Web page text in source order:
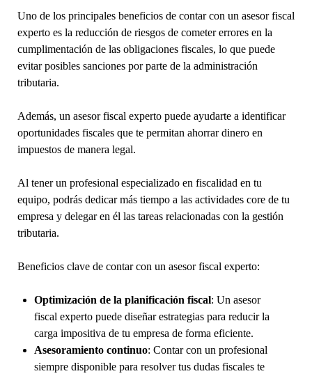
Uno de los principales beneficios de contar con un asesor fiscal
experto es la reducción de riesgos de cometer errores en la
cumplimentación de las obligaciones fiscales, lo que puede
evitar posibles sanciones por parte de la administración
tributaria.
Además, un asesor fiscal experto puede ayudarte a identificar
oportunidades fiscales que te permitan ahorrar dinero en
impuestos de manera legal.
Al tener un profesional especializado en fiscalidad en tu
equipo, podrás dedicar más tiempo a las actividades core de tu
empresa y delegar en él las tareas relacionadas con la gestión
tributaria.
Beneficios clave de contar con un asesor fiscal experto:
Optimización de la planificación fiscal: Un asesor
fiscal experto puede diseñar estrategias para reducir la
carga impositiva de tu empresa de forma eficiente.
Asesoramiento continuo: Contar con un profesional
siempre disponible para resolver tus dudas fiscales te